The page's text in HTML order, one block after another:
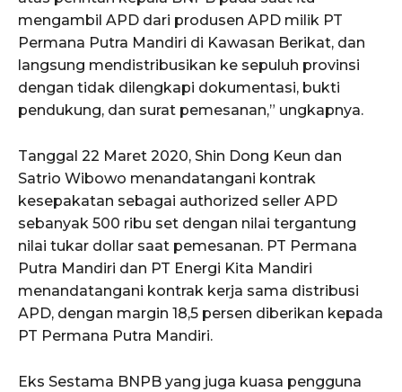
mengambil APD dari produsen APD milik PT
Permana Putra Mandiri di Kawasan Berikat, dan
langsung mendistribusikan ke sepuluh provinsi
dengan tidak dilengkapi dokumentasi, bukti
pendukung, dan surat pemesanan,” ungkapnya.
Tanggal 22 Maret 2020, Shin Dong Keun dan
Satrio Wibowo menandatangani kontrak
kesepakatan sebagai authorized seller APD
sebanyak 500 ribu set dengan nilai tergantung
nilai tukar dollar saat pemesanan. PT Permana
Putra Mandiri dan PT Energi Kita Mandiri
menandatangani kontrak kerja sama distribusi
APD, dengan margin 18,5 persen diberikan kepada
PT Permana Putra Mandiri.
Eks Sestama BNPB yang juga kuasa pengguna